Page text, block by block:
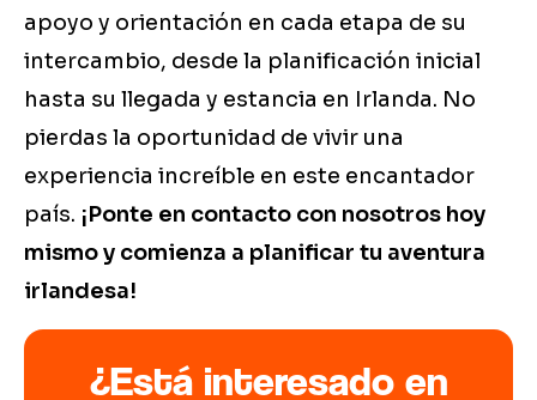
apoyo y orientación en cada etapa de su
intercambio, desde la planificación inicial
hasta su llegada y estancia en Irlanda. No
pierdas la oportunidad de vivir una
experiencia increíble en este encantador
país. ¡Ponte en contacto con nosotros hoy
mismo y comienza a planificar tu aventura
irlandesa!
¿Está interesado en